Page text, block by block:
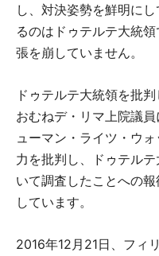
し、対決姿勢を鮮明に
るのはドゥテルテ大統
張を崩していません。
ドゥテルテ大統領を批
おむねデ・リマ上院議
ューマン・ライツ・ウ
力を批判し、ドゥテル
いて調査したことへの
しています。
2016年12月21日、フィ